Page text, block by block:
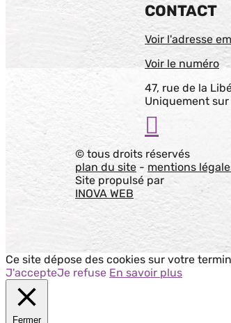
CONTACT
Voir l'adresse
Voir le numéro
47, rue de la
Uniquement

© tous droits réservés
plan du site - mentions
Site propulsé par
INOVA WEB
Ce site dépose des cookies sur votre
J'accepteJe refuse En savoir plus
Fermer